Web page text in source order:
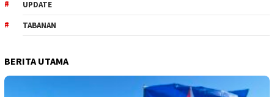
UPDATE
TABANAN
BERITA UTAMA